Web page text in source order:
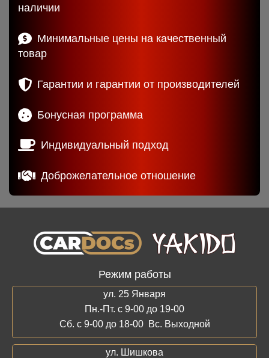
наличии
Минимальные цены на качественный
товар
Гарантии и гарантии от производителей
Бонусная программа
Индивидуальный подход
Доброжелательное отношение
Режим работы
ул. 25 Января
Пн.-Пт. с 9-00 до 19-00
Сб. с 9-00 до 18-00 Вс. Выходной
ул. Шишкова